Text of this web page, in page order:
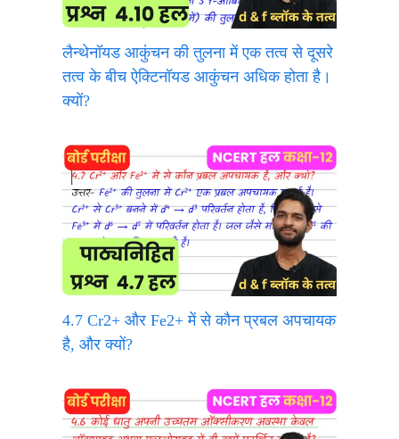
लैन्थेनॉयड आकुंचन की तुलना में एक तत्व से दूसरे
तत्व के बीच ऐक्टिनॉयड आकुंचन अधिक होता है।
क्यों?
4.7 Cr2+ और Fe2+ में से कौन प्रबल अपचायक
है, और क्यों?